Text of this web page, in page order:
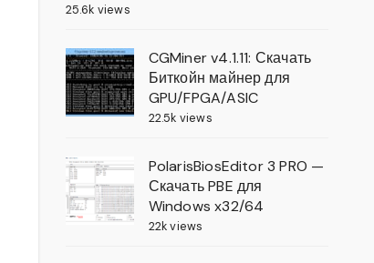
25.6k views
CGMiner v4.1.11: Скачать
Биткойн майнер для
GPU/FPGA/ASIC
22.5k views
PolarisBiosEditor 3 PRO —
Скачать PBE для
Windows x32/64
22k views